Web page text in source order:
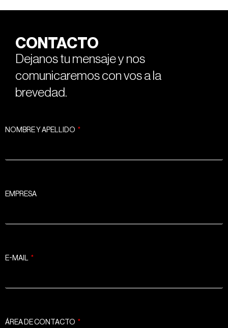
CONTACTO
Dejanos tu mensaje y nos
comunicaremos con vos a la
brevedad.
NOMBRE Y APELLIDO
EMPRESA
E-MAIL
ÁREA DE CONTACTO